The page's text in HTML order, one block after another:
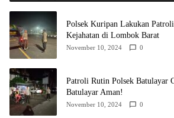
Polsek Kuripan Lakukan
Kejahatan di Lombok Barat
November 10, 2024 0
Patroli Rutin Polsek Batulayar
Batulayar Aman!
November 10, 2024 0